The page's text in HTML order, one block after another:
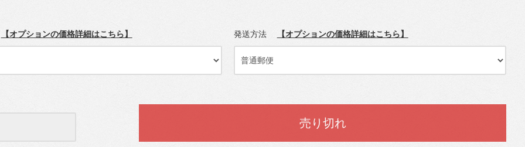
【オプションの価格詳細はこちら】 発送方法 【オプションの価格詳細はこちら】